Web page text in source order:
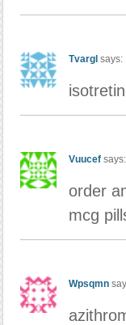
Tvargl says:
Vuucef says:
order
mcg
Wpsqmn